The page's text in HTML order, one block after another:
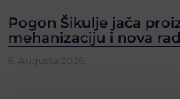
Pogon Šikulje jača
mehanizaciju i nova
6. Augusta 2026.